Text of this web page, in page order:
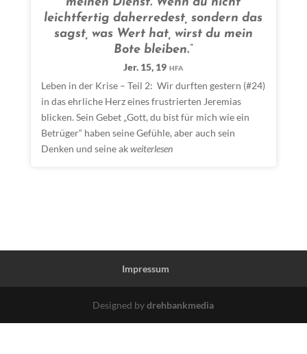
leichtfertig daherredest, sondern das
sagst, was Wert hat, wirst du mein
Bote bleiben.“
Jer. 15, 19 HFA
Leben in der Krise – Teil 2: Wir durften gestern (#24)
in das ehrliche Herz eines frustrierten Jeremias
blicken. Sein Gebet „Gott, du bist für mich wie ein
Betrüger“ haben seine Gefühle, aber auch sein
Denken und seine akweiterlesen
Impressum
Designed bydrehbankmedia